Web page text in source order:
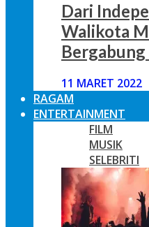
Dari
Walikota
Bergabung
11 MARET 2022
RAGAM
ENTERTAINMENT
FILM
MUSIK
SELEBRITI